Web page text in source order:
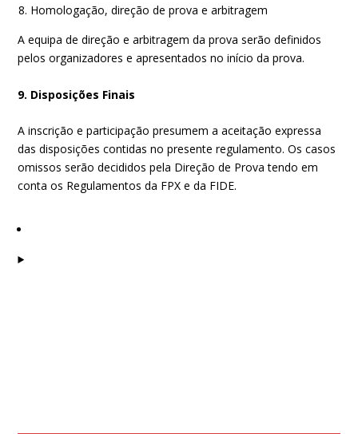
Homologação, direção de prova e arbitragem
A equipa de direção e arbitragem da prova serão definidos
pelos organizadores e apresentados no início da prova.
9. Disposições Finais
A inscrição e participação presumem a aceitação expressa
das disposições contidas no presente regulamento. Os casos
omissos serão decididos pela Direção de Prova tendo em
conta os Regulamentos da FPX e da FIDE.